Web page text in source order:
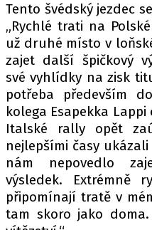
Tento švédský jezdec
„Rychlé trati na
už druhé místo v
zajet další špičkový
své vyhlídky na zisk
potřeba především
kolega Esapekka
Italské rally opět
nejlepšími časy
nám nepovedlo
výsledek. Extrémně
připomínají tratě v
tam skoro jako